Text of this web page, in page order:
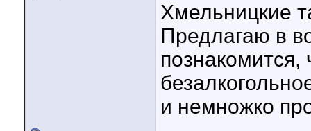
Хмельницкие
Предлагаю в
познакомится,
и немножко